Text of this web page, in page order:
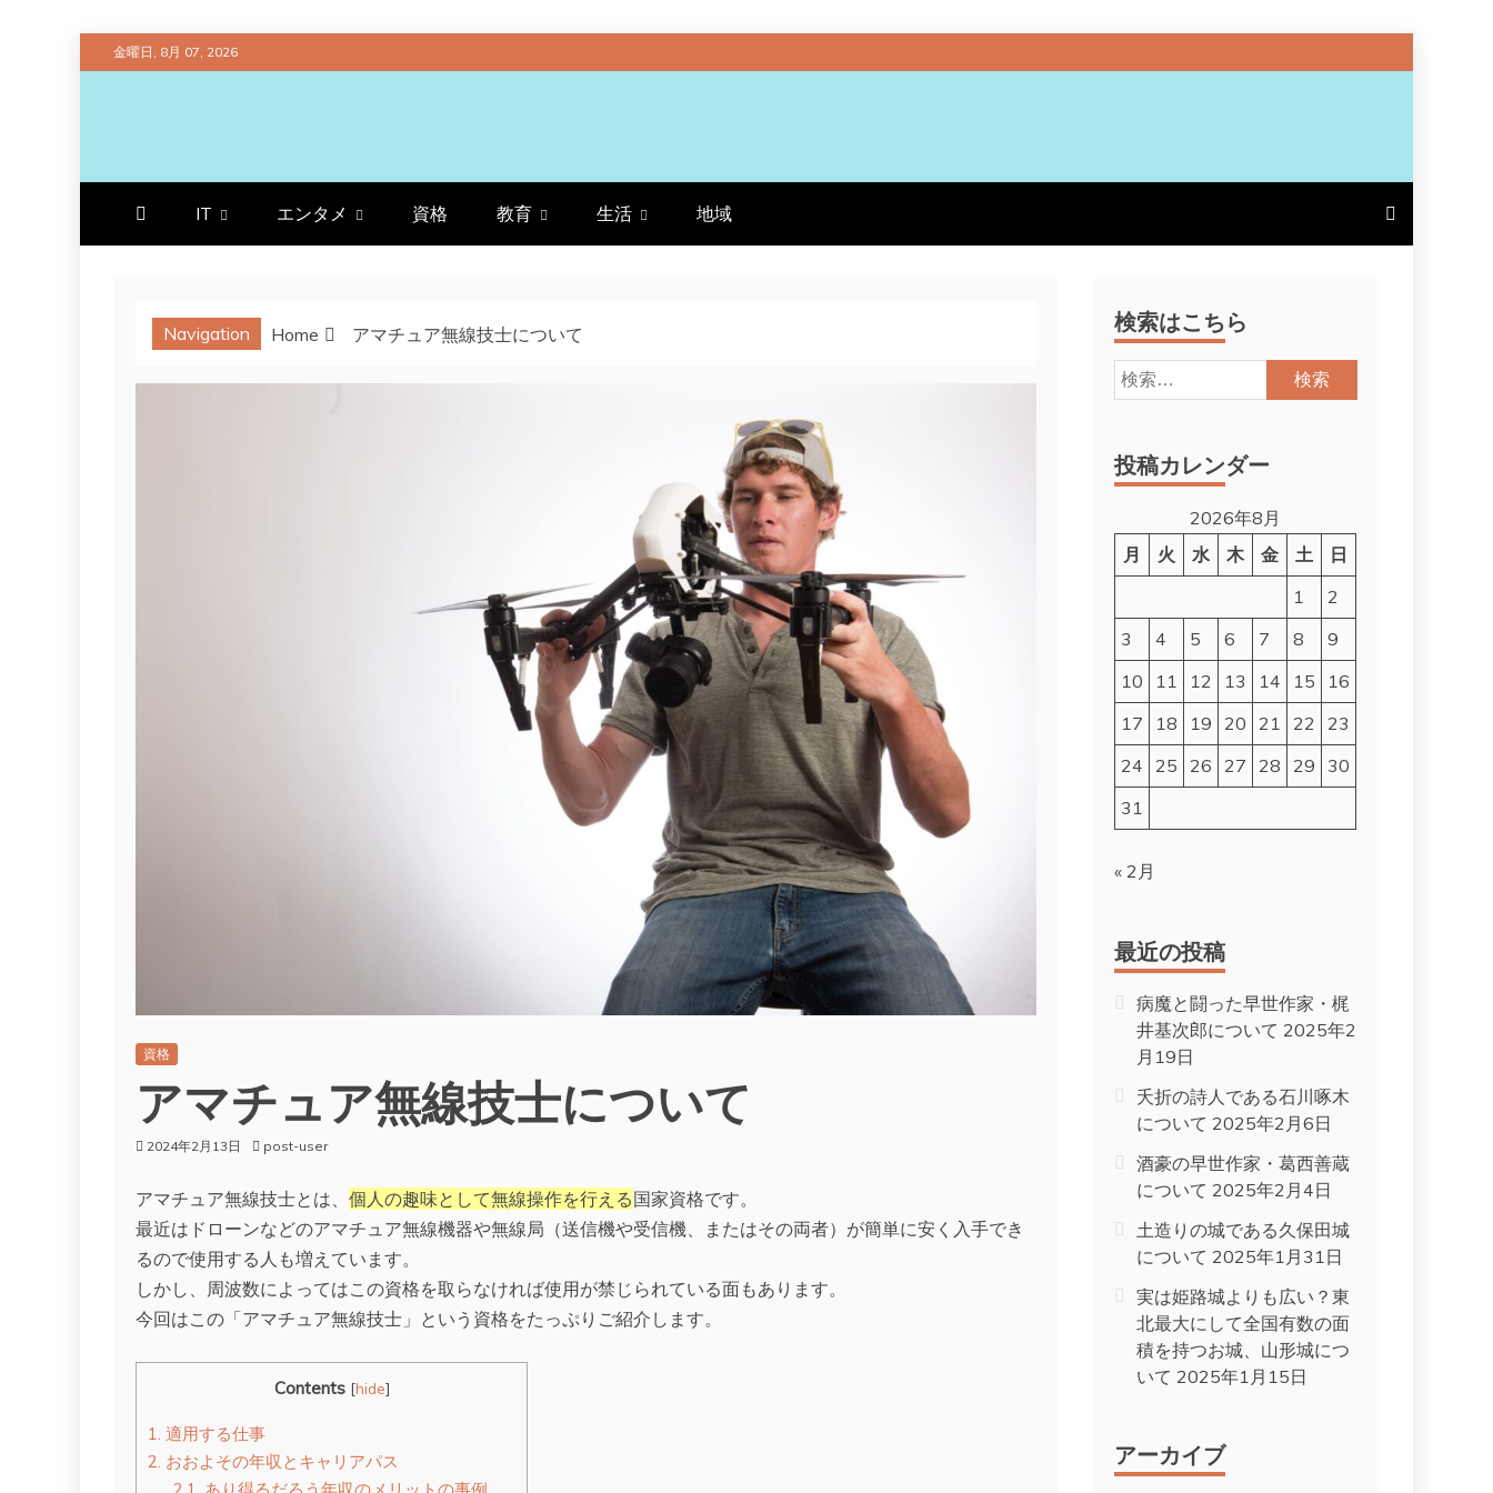
to
金曜日, 8月 07, 2026
IT エンタメ 資格 教育 生活 地域
Navigation Home アマチュア無線技士について
資格
アマチュア無線技士について
2024年2月13日 post-user
アマチュア無線技士とは、 個人の趣味として無線操作を行える国家資格です。
最近はドローンなどのアマチュア無線機器や無線局（送信機や受信機、またはその両者）が簡単に安く入手でき
るので使用する人も増えています。
しかし、周波数によってはこの資格を取らなければ使用が禁じられている面もあります。
今回はこの「アマチュア無線技士」という資格をたっぷりご紹介します。
Contents [hide]
1. 適用する仕事
2. おおよその年収とキャリアパス
2.1.
あり得るだろう年収のメリットの事例
検索はこちら
検
索:
投稿カレンダー
2026年8月
月
火 水 木 金 土
日
1
2
3
4 5 6 7 8
9
10
11 12 13 14 15
16
17
18 19 20 21 22
23
24
25 26 27 28 29
30
31
« 2月
最近の投稿
病魔と闘った早世作家・梶
井基次郎について 2025年2
月19日
夭折の詩人である石川啄木
について 2025年2月6日
酒豪の早世作家・葛西善蔵
について 2025年2月4日
土造りの城である久保田城
について 2025年1月31日
実は姫路城よりも広い？東
北最大にして全国有数の面
積を持つお城、山形城につ
いて 2025年1月15日
アーカイブ